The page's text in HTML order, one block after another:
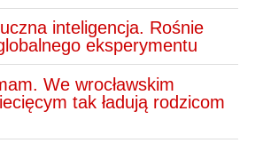
inteligencja. Rośnie
eksperymentu
We wrocławskim
tak ładują rodzicom